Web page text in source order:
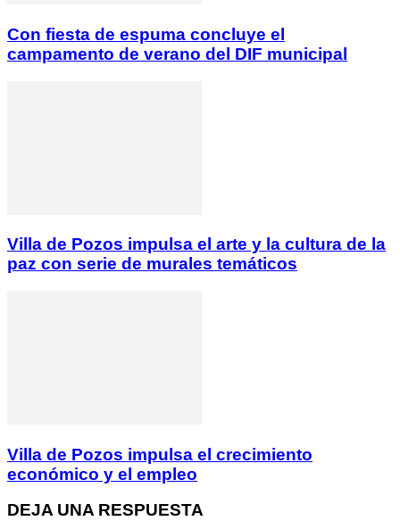
Con fiesta de espuma concluye el
campamento de verano del DIF municipal
Villa de Pozos impulsa el arte y la cultura de la
paz con serie de murales temáticos
Villa de Pozos impulsa el crecimiento
económico y el empleo
DEJA UNA RESPUESTA